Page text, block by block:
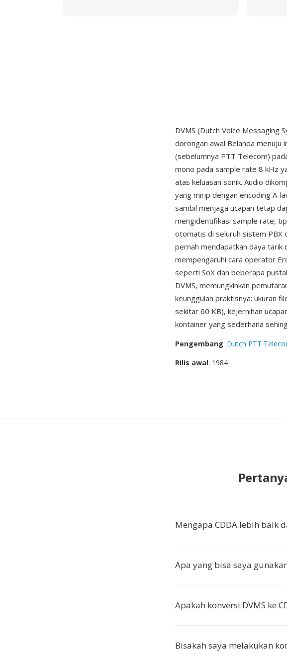
DVMS (Dutch Voice Messaging
dorongan awal Belanda menuju
(sebelumnya PTT Telecom)
mono pada sample rate 8 kHz
atas keluasan sonik. Audio
yang mirip dengan encoding A-
sambil menjaga ucapan tetap
mengidentifikasi sample rate,
otomatis di seluruh sistem PBX
pernah mendapatkan daya tarik
mempengaruhi cara operator
seperti SoX dan beberapa
DVMS, memungkinkan
keunggulan praktisnya: ukuran
sekitar 60 KB), kejernihan
kontainer yang sederhana
Pengembang: Dutch PTT
Rilis awal: 1984
Mengapa CDDA lebih baik
Apa yang bisa saya
Apakah konversi DVMS ke
Bisakah saya melakukan